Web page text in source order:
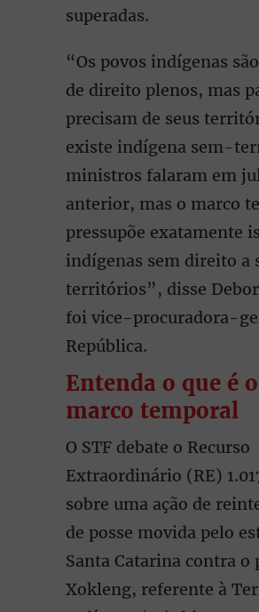
superadas.
“Os povos indígenas
de direito plenos, mas
precisam de seus
existe indígena sem-
ministros falaram em
anterior, mas o marco
pressupõe exatamente
indígenas sem direito a
territórios”, disse
foi vice-procuradora-
República.
Entenda o que é o
marco temporal
O STF debate o Recurso
Extraordinário (RE)
sobre uma ação de
de posse movida pelo
Santa Catarina contra o
Xokleng, referente à